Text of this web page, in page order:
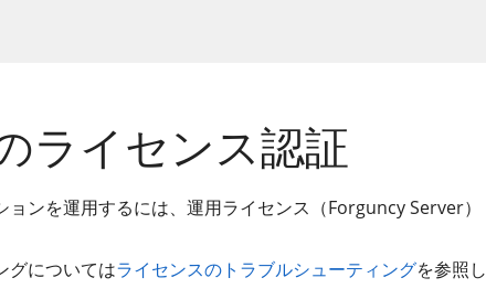
ライセンス認証
ンを運用するには、運用ライセンス（Forguncy Server）
グについてはライセンスのトラブルシューティングを参照し